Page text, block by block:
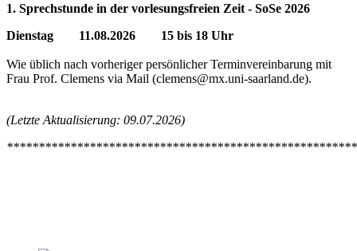
1. Sprechstunde in der vorlesungsfreien Zeit - SoSe 2026
Dienstag 11.08.2026 15 bis 18 Uhr
Wie üblich nach vorheriger persönlicher Terminvereinbarung mit
Frau Prof. Clemens via Mail (clemens@mx.uni-saarland.de).
(Letzte Aktualisierung: 09.07.2026)